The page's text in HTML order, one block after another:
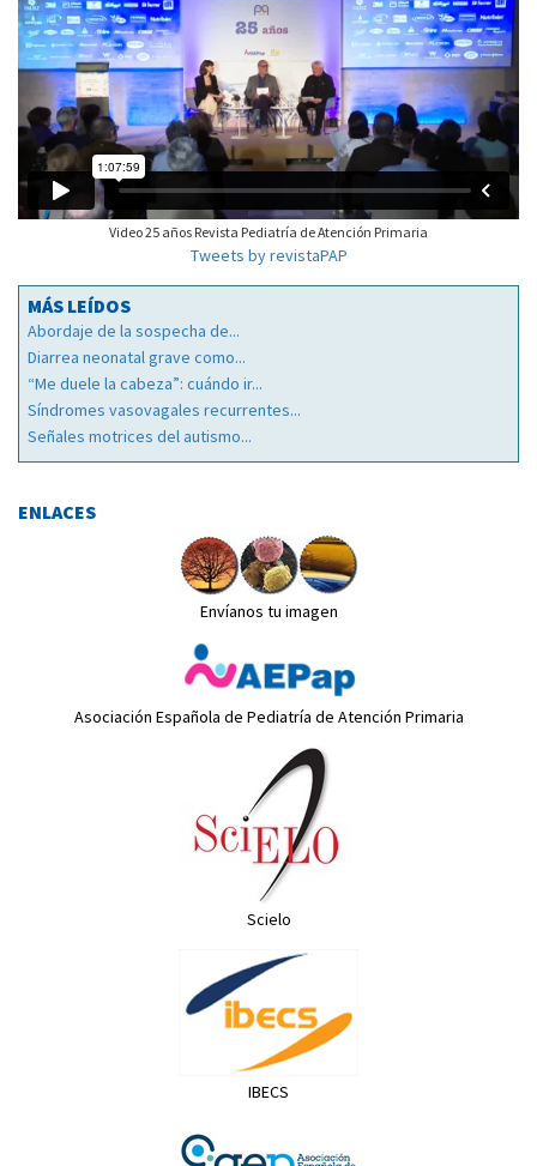
Video 25 años Revista Pediatría de Atención Primaria
Tweets by revistaPAP
MÁS LEÍDOS
Abordaje de la sospecha de...
Diarrea neonatal grave como...
“Me duele la cabeza”: cuándo ir...
Síndromes vasovagales recurrentes...
Señales motrices del autismo...
ENLACES
Envíanos tu imagen
Asociación Española de Pediatría de Atención Primaria
Scielo
IBECS